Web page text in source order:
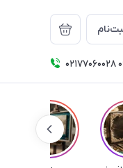
۰۹۱۹۰۰۲۸۲۴۷